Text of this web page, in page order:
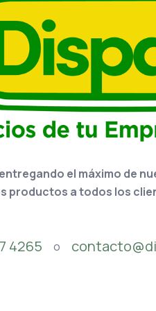
el máximo de
productos a todos los
4265 o